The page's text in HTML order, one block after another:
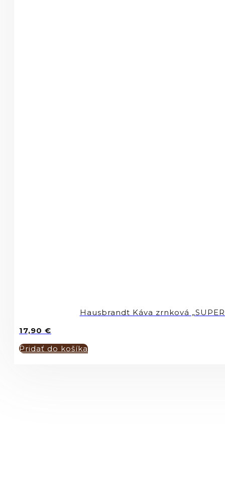
Hausbrandt Káva zrnková
17,90 €
Pridať do košíka